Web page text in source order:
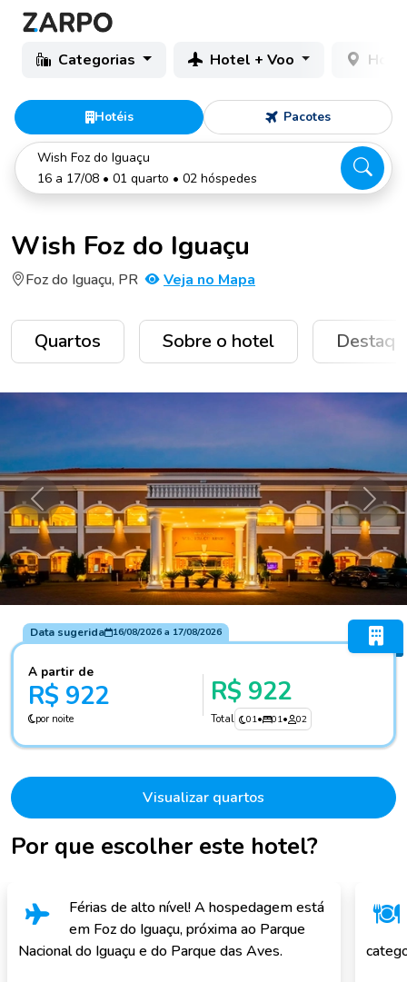
Categorias Hotel + Voo
Hotéis Pacotes
Wish Foz do Iguaçu
16 a 17/08 • 01 quarto • 02 hóspedes
Wish Foz do Iguaçu
Foz do Iguaçu, PR Veja no Mapa
Quartos Sobre o hotel
Anterior
Por que escolher este hotel?
Férias de alto nível! A hospedagem está
em Foz do Iguaçu, próxima ao Parque
Nacional do Iguaçu e do Parque das Aves.
Data sugerida 16/08/2026a 17/08/2026
A partir de
R$ 922
por noite
R$ 922
Total 01• 01• 02
Visualizar quartos